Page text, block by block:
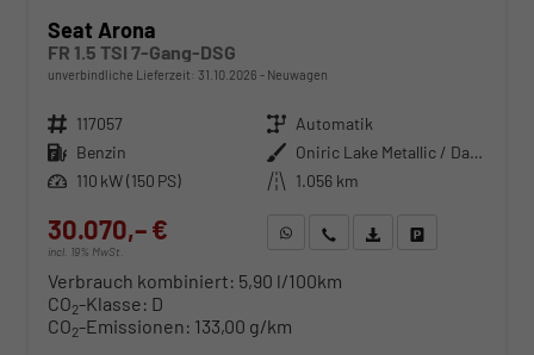
Seat Arona
FR 1.5 TSI 7-Gang-DSG
unverbindliche Lieferzeit: 31.10.2026 Neuwagen
Fahrzeugnr. 117057 Getriebe Automatik
Kraftstoff Benzin Außenfarbe
Oniric Lake Metallic / Dach in Midnight Schwarz Metallic
Leistung 110 kW (150 PS) Kilometerstand 1.056 km
30.070,– €
incl. 19% MwSt.
WhatsApp anfragen
Wir rufen Sie anFahrzeugexposé (PDF)
Verbrauch kombiniert: 5,90 l/100km
CO2-Klasse: D
CO2-Emissionen: 133,00 g/km